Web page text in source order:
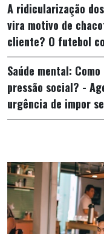
A ridicularização
vira motivo de
cliente? O futebol
Saúde mental:
pressão social? -
urgência de impor